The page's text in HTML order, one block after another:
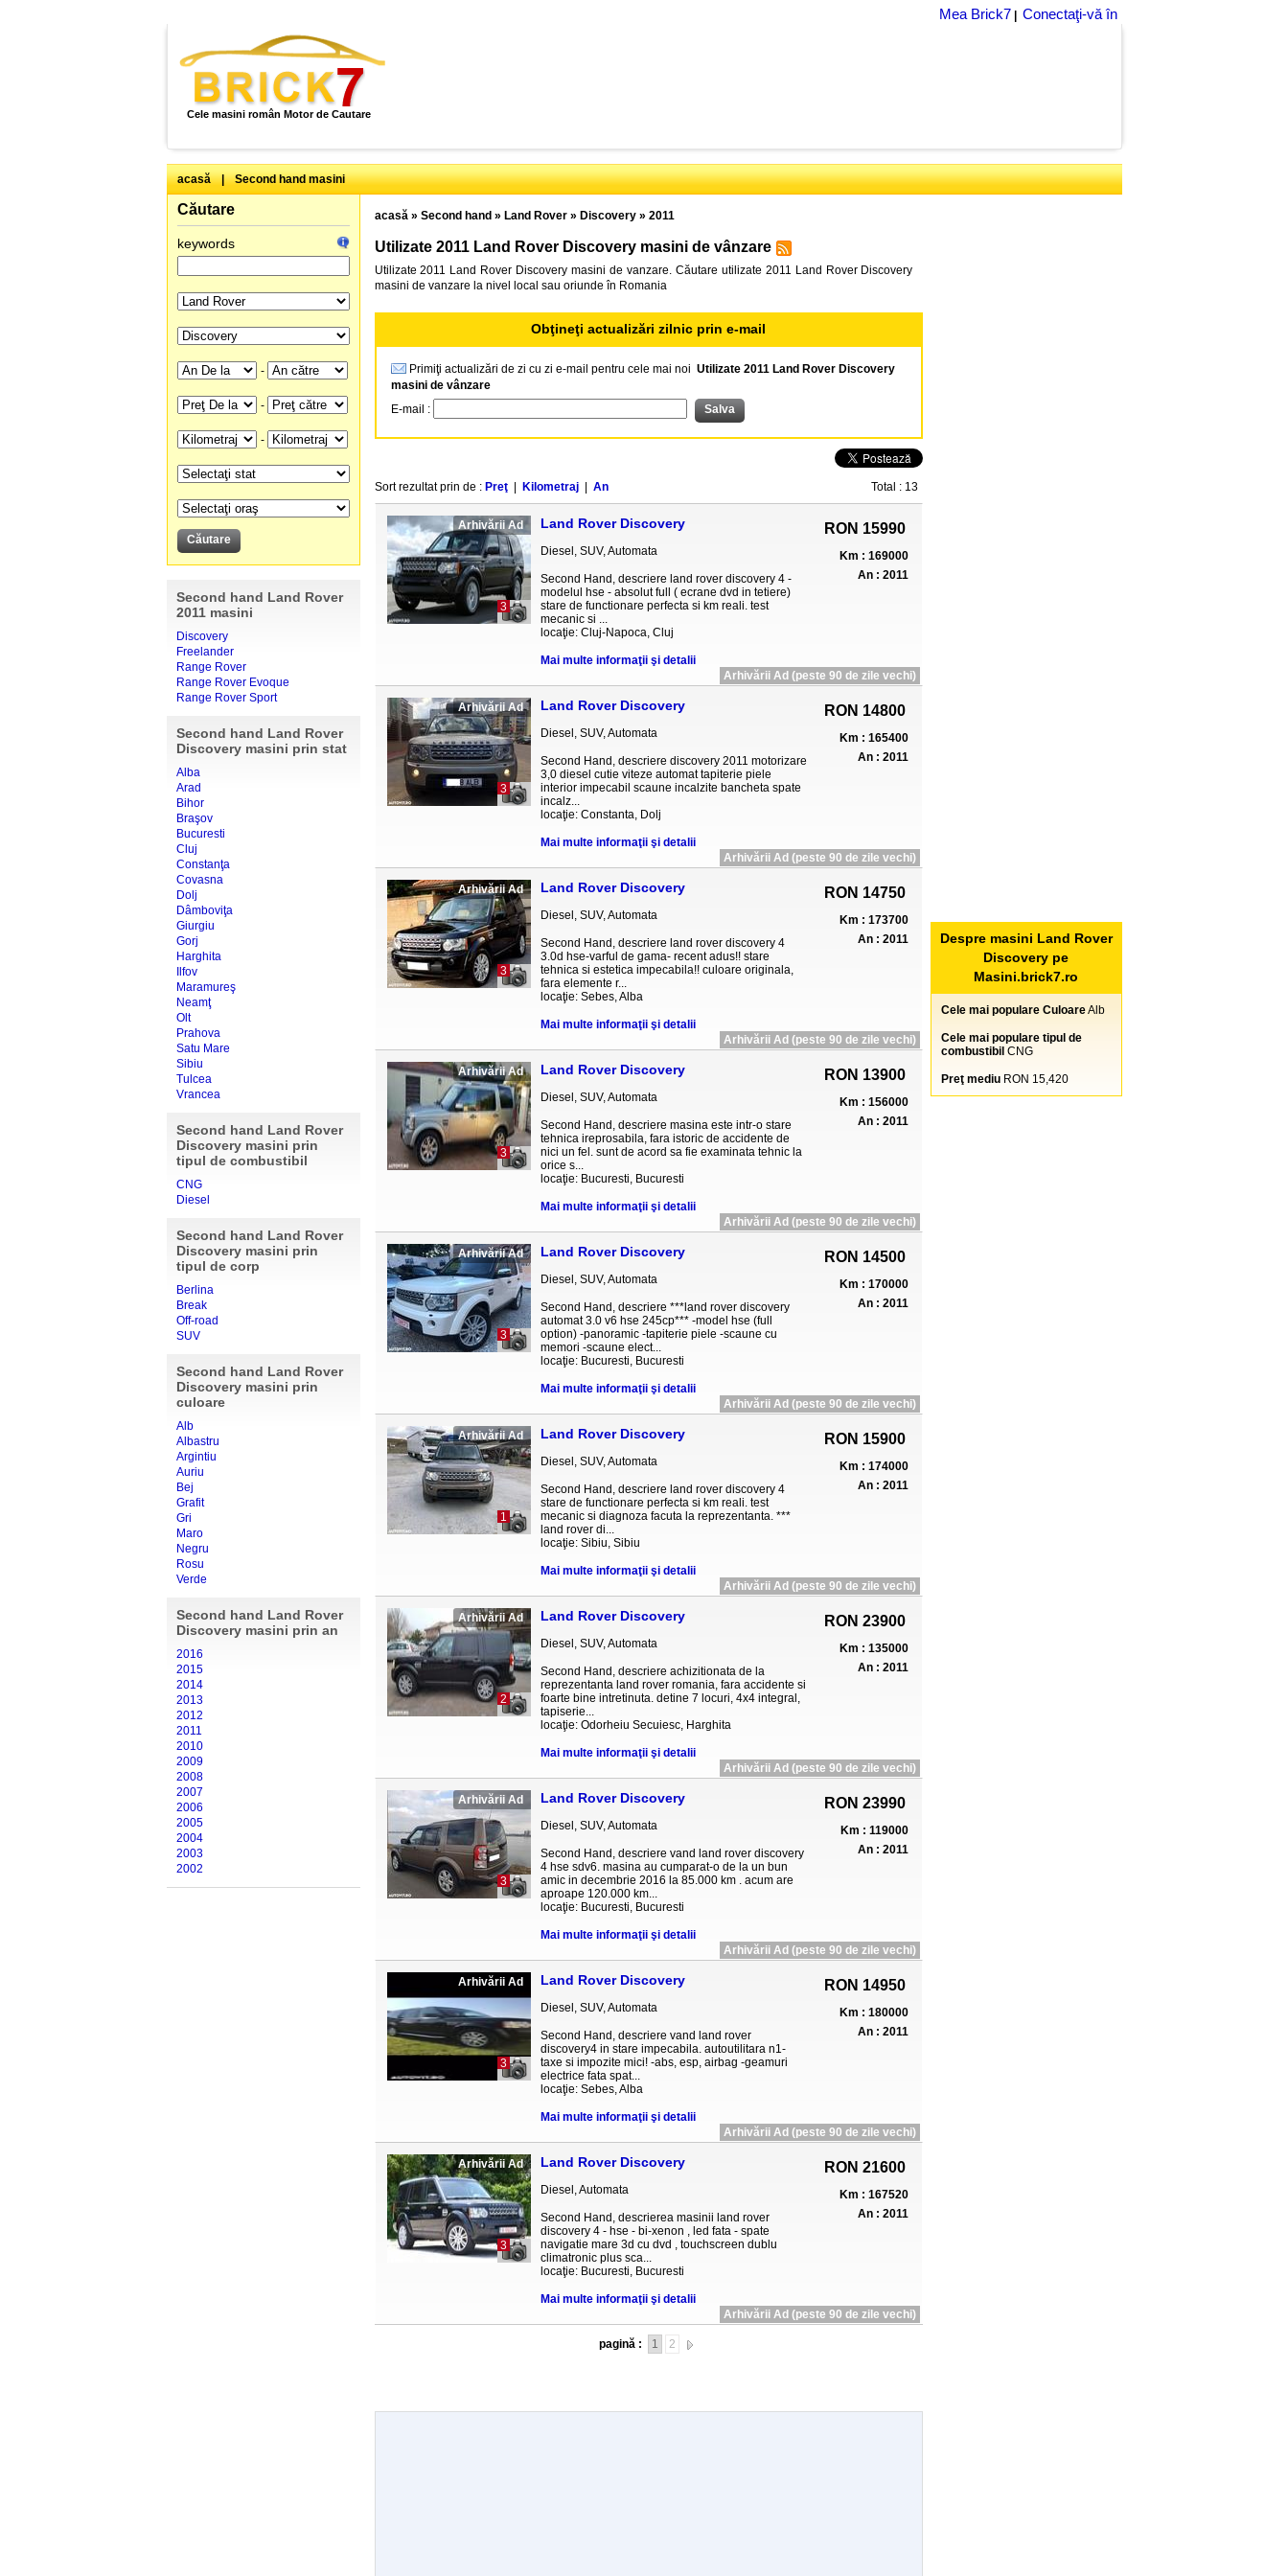
Mea Brick7 Conectaţi-vă în
Cele masini român Motor de Cautare
acasă | Second hand masini
Căutare
keywords
-
-
-
Second hand Land Rover
2011 masini
Discovery
Freelander
Range Rover
Range Rover Evoque
Range Rover Sport
Second hand Land Rover
Discovery masini prin stat
Alba
Arad
Bihor
Braşov
Bucuresti
Cluj
Constanţa
Covasna
Dolj
Dâmboviţa
Giurgiu
Gorj
Harghita
Ilfov
Maramureş
Neamţ
Olt
Prahova
Satu Mare
Sibiu
Tulcea
Vrancea
Second hand Land Rover
Discovery masini prin
tipul de combustibil
CNG
Diesel
Second hand Land Rover
Discovery masini prin
tipul de corp
Berlina
Break
Off-road
SUV
Second hand Land Rover
Discovery masini prin
culoare
Alb
Albastru
Argintiu
Auriu
Bej
Grafit
Gri
Maro
Negru
Rosu
Verde
Second hand Land Rover
Discovery masini prin an
2016
2015
2014
2013
2012
2011
2010
2009
2008
2007
2006
2005
2004
2003
2002
acasă» Second hand » Land Rover» Discovery» 2011
Utilizate 2011 Land Rover Discovery masini de vânzare
Utilizate 2011 Land Rover Discovery masini de vanzare. Căutare utilizate 2011 Land Rover Discovery
masini de vanzare la nivel local sau oriunde în Romania
Obţineţi actualizări zilnic prin e-mail
Primiţi actualizări de zi cu zi e-mail pentru cele mai noi Utilizate 2011 Land Rover Discovery
masini de vânzare
E-mail :
Sort rezultat prin de : Preţ| Kilometraj| An Total : 13
Arhivării Ad
3
Land Rover Discovery
Diesel, SUV, Automata
Second Hand, descriere land rover discovery 4 -
modelul hse - absolut full ( ecrane dvd in tetiere)
stare de functionare perfecta si km reali. test
mecanic si ...
locaţie: Cluj-Napoca, Cluj
Mai multe informaţii şi detalii
RON 15990
Km : 169000
An : 2011
Arhivării Ad (peste 90 de zile vechi)
Arhivării Ad
3
Land Rover Discovery
Diesel, SUV, Automata
Second Hand, descriere discovery 2011 motorizare
3,0 diesel cutie viteze automat tapiterie piele
interior impecabil scaune incalzite bancheta spate
incalz...
locaţie: Constanta, Dolj
Mai multe informaţii şi detalii
RON 14800
Km : 165400
An : 2011
Arhivării Ad (peste 90 de zile vechi)
Arhivării Ad
3
Land Rover Discovery
Diesel, SUV, Automata
Second Hand, descriere land rover discovery 4
3.0d hse-varful de gama- recent adus!! stare
tehnica si estetica impecabila!! culoare originala,
fara elemente r...
locaţie: Sebes, Alba
Mai multe informaţii şi detalii
RON 14750
Km : 173700
An : 2011
Arhivării Ad (peste 90 de zile vechi)
Arhivării Ad
3
Land Rover Discovery
Diesel, SUV, Automata
Second Hand, descriere masina este intr-o stare
tehnica ireprosabila, fara istoric de accidente de
nici un fel. sunt de acord sa fie examinata tehnic la
orice s...
locaţie: Bucuresti, Bucuresti
Mai multe informaţii şi detalii
RON 13900
Km : 156000
An : 2011
Arhivării Ad (peste 90 de zile vechi)
Arhivării Ad
3
Land Rover Discovery
Diesel, SUV, Automata
Second Hand, descriere ***land rover discovery
automat 3.0 v6 hse 245cp*** -model hse (full
option) -panoramic -tapiterie piele -scaune cu
memori -scaune elect...
locaţie: Bucuresti, Bucuresti
Mai multe informaţii şi detalii
RON 14500
Km : 170000
An : 2011
Arhivării Ad (peste 90 de zile vechi)
Arhivării Ad
1
Land Rover Discovery
Diesel, SUV, Automata
Second Hand, descriere land rover discovery 4
stare de functionare perfecta si km reali. test
mecanic si diagnoza facuta la reprezentanta. ***
land rover di...
locaţie: Sibiu, Sibiu
Mai multe informaţii şi detalii
RON 15900
Km : 174000
An : 2011
Arhivării Ad (peste 90 de zile vechi)
Arhivării Ad
2
Land Rover Discovery
Diesel, SUV, Automata
Second Hand, descriere achizitionata de la
reprezentanta land rover romania, fara accidente si
foarte bine intretinuta. detine 7 locuri, 4x4 integral,
tapiserie...
locaţie: Odorheiu Secuiesc, Harghita
Mai multe informaţii şi detalii
RON 23900
Km : 135000
An : 2011
Arhivării Ad (peste 90 de zile vechi)
Arhivării Ad
3
Land Rover Discovery
Diesel, SUV, Automata
Second Hand, descriere vand land rover discovery
4 hse sdv6. masina au cumparat-o de la un bun
amic in decembrie 2016 la 85.000 km . acum are
aproape 120.000 km...
locaţie: Bucuresti, Bucuresti
Mai multe informaţii şi detalii
RON 23990
Km : 119000
An : 2011
Arhivării Ad (peste 90 de zile vechi)
Arhivării Ad
3
Land Rover Discovery
Diesel, SUV, Automata
Second Hand, descriere vand land rover
discovery4 in stare impecabila. autoutilitara n1-
taxe si impozite mici! -abs, esp, airbag -geamuri
electrice fata spat...
locaţie: Sebes, Alba
Mai multe informaţii şi detalii
RON 14950
Km : 180000
An : 2011
Arhivării Ad (peste 90 de zile vechi)
Arhivării Ad
3
Land Rover Discovery
Diesel, Automata
Second Hand, descrierea masinii land rover
discovery 4 - hse - bi-xenon , led fata - spate
navigatie mare 3d cu dvd , touchscreen dublu
climatronic plus sca...
locaţie: Bucuresti, Bucuresti
Mai multe informaţii şi detalii
RON 21600
Km : 167520
An : 2011
Arhivării Ad (peste 90 de zile vechi)
pagină : 1 2
Despre masini Land Rover
Discovery pe
Masini.brick7.ro
Cele mai populare CuloareAlb
Cele mai populare tipul de
combustibil CNG
Preţ mediuRON 15,420